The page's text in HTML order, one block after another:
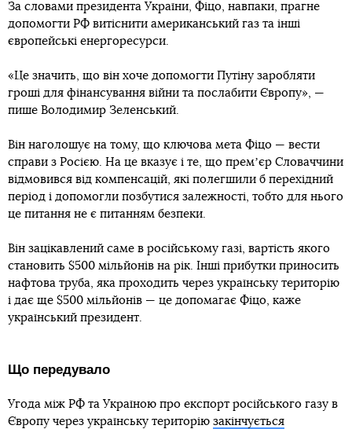
За словами президента України, Фіцо, навпаки, прагне
допомогти РФ витіснити американський газ та інші
європейські енергоресурси.
«Це значить, що він хоче допомогти Путіну заробляти
гроші для фінансування війни та послабити Європу», —
пише Володимир Зеленський.
Він наголошує на тому, що ключова мета Фіцо — вести
справи з Росією. На це вказує і те, що премʼєр Словаччини
відмовився від компенсацій, які полегшили б перехідний
період і допомогли позбутися залежності, тобто для нього
це питання не є питанням безпеки.
Він зацікавлений саме в російському газі, вартість якого
становить $500 мільйонів на рік. Інші прибутки приносить
нафтова труба, яка проходить через українську територію
і дає ще $500 мільйонів — це допомагає Фіцо, каже
український президент.
Що передувало
Угода між РФ та Україною про експорт російського газу в
Європу через українську територію закінчується